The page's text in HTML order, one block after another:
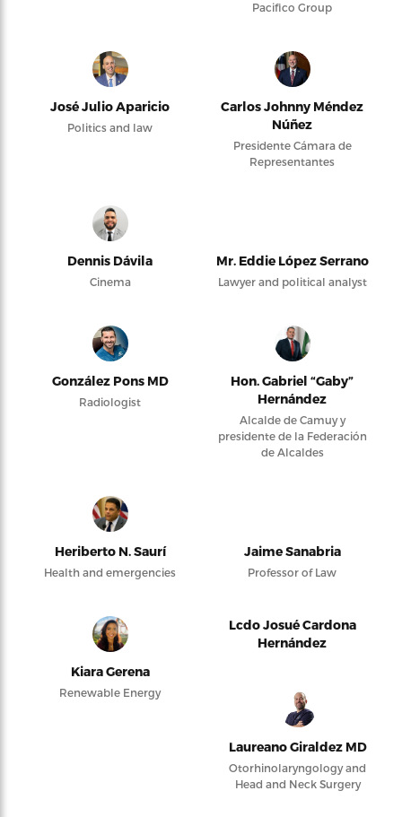
Pacifico Group
José Julio Aparicio
Politics and law
Carlos Johnny Méndez
Núñez
Presidente Cámara de
Representantes
Dennis Dávila
Cinema
Mr. Eddie López Serrano
Lawyer and political analyst
González Pons MD
Radiologist
Hon. Gabriel “Gaby”
Hernández
Alcalde de Camuy y
presidente de la Federación
de Alcaldes
Heriberto N. Saurí
Health and emergencies
Jaime Sanabria
Professor of Law
Kiara Gerena
Renewable Energy
Lcdo Josué Cardona
Hernández
Laureano Giraldez MD
Otorhinolaryngology and
Head and Neck Surgery